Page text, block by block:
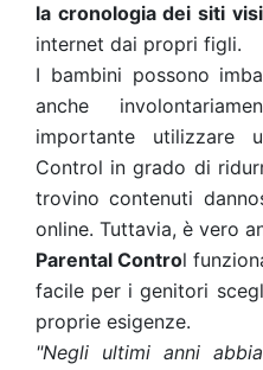
la cronologia dei siti
internet dai propri figli.
I bambini possono
anche
importante utilizzare
Control in grado di
trovino contenuti
online. Tuttavia, è vero
Parental Control
facile per i genitori
proprie esigenze.
"Negli ultimi anni